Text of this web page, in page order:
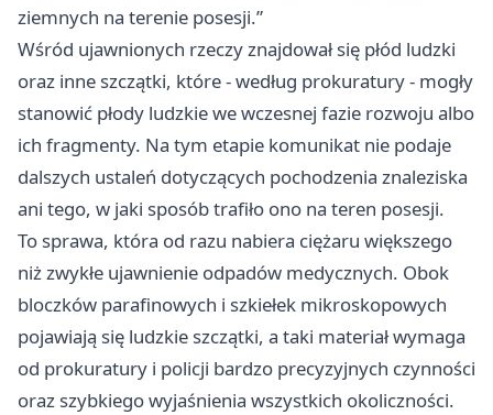
ziemnych na terenie posesji.”
Wśród ujawnionych rzeczy znajdował się płód ludzki
oraz inne szczątki, które - według prokuratury - mogły
stanowić płody ludzkie we wczesnej fazie rozwoju albo
ich fragmenty. Na tym etapie komunikat nie podaje
dalszych ustaleń dotyczących pochodzenia znaleziska
ani tego, w jaki sposób trafiło ono na teren posesji.
To sprawa, która od razu nabiera ciężaru większego
niż zwykłe ujawnienie odpadów medycznych. Obok
bloczków parafinowych i szkiełek mikroskopowych
pojawiają się ludzkie szczątki, a taki materiał wymaga
od prokuratury i policji bardzo precyzyjnych czynności
oraz szybkiego wyjaśnienia wszystkich okoliczności.